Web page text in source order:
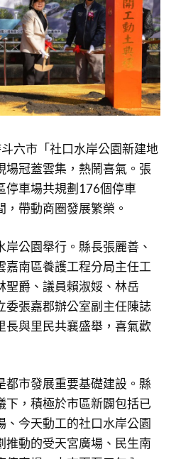
六市「社口水岸公園新建地
場冠蓋雲集，熱鬧喜氣。張
停車場共規劃176個停車
帶動商圈發展繁榮。
公園舉行。縣長張麗善、
嘉南區養護工程分局主任工
聖爵、議員賴淑娞、林岳
委張嘉郡辦公室副主任陳誌
長與里民共襄盛舉，喜氣歡
都市發展重要基礎建設。縣
下，積極於市區新闢包括已
、今天動工的社口水岸公園
推動的受天宮廣場、民生南